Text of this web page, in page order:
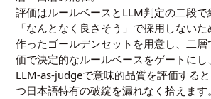
評価はルールベースとLLM判定の二段で
「なんとなく良さそう」で採用しない
作ったゴールデンセットを用意し、二
価で決定的なルールベースをゲートに
LLM-as-judgeで意味的品質を評価する
つ日本語特有の破綻を漏れなく拾えます。